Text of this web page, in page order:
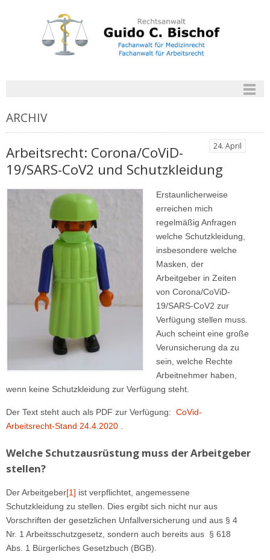
ARCHIV
24. April
Arbeitsrecht: Corona/CoViD-
19/SARS-CoV2 und Schutzkleidung
Erstaunlicherweise
erreichen mich
regelmäßig Anfragen
welche Schutzkleidung,
insbesondere welche
Masken, der
Arbeitgeber in Zeiten
von Corona/CoViD-
19/SARS-CoV2 zur
Verfügung stellen muss.
Auch scheint eine große
Verunsicherung da zu
sein, welche Rechte
Arbeitnehmer haben,
wenn keine Schutzkleidung zur Verfügung steht.
Der Text steht auch als PDF zur Verfügung: CoVid-
Arbeitsrecht-Stand 24.4.2020
Welche Schutzausrüstung muss der Arbeitgeber
stellen?
Der Arbeitgeber[1] ist verpflichtet, angemessene
Schutzkleidung zu stellen. Dies ergibt sich nicht nur aus
Vorschriften der gesetzlichen Unfallversicherung und aus § 4
Nr. 1 Arbeitsschutzgesetz, sondern auch bereits aus § 618
Abs. 1 Bürgerliches Gesetzbuch (BGB).